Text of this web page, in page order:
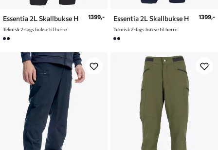
Essentia 2L Skallbukse H
Teknisk 2-lags bukse til herre
1399,- Essentia 2L Skallbukse H
Teknisk 2-lags bukse til herre
1399,-